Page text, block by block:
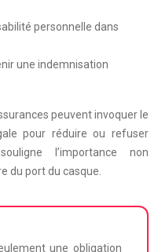
personnelle dans
une indemnisation
peuvent invoquer le
pour réduire ou refuser
l’importance non
du port du casque.
une obligation